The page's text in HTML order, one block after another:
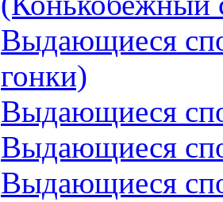
Выдающиеся
гонки)
Выдающиеся
Выдающиеся
Выдающиеся